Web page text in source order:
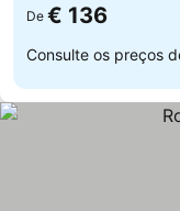
De € 136
Consulte os preços